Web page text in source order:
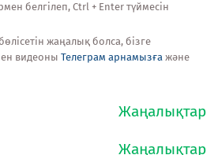
белгілеп, Ctrl + Enter түймесін
жаңалық болса, бізге
видеоны Телеграм арнамызға және